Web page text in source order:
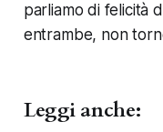
parliamo di felicità
entrambe, non
Leggi anche: